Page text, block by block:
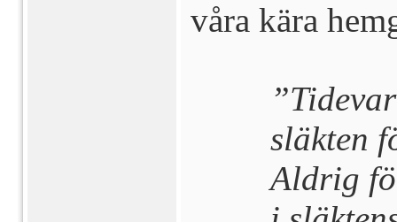
våra kära
släkten
Aldrig